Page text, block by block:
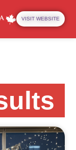
VISIT WEBSITE